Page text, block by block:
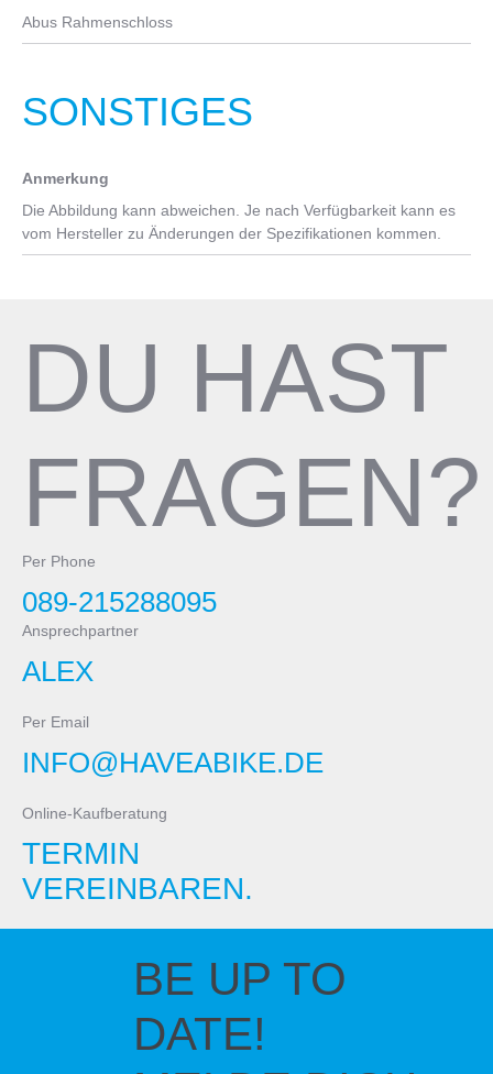
Abus Rahmenschloss
SONSTIGES
Anmerkung
Die Abbildung kann abweichen. Je nach Verfügbarkeit kann es
vom Hersteller zu Änderungen der Spezifikationen kommen.
DU HAST
FRAGEN?
Per Phone
089-215288095
Ansprechpartner
ALEX
Per Email
INFO@HAVEABIKE.DE
Online-Kaufberatung
TERMIN
VEREINBAREN.
BE UP TO
DATE!